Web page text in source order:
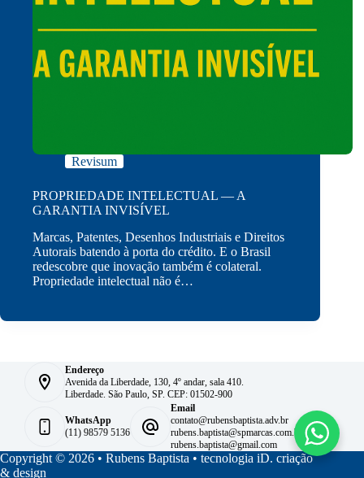
Revisum
PROPRIEDADE INTELECTUAL — A
GARANTIA INVISÍVEL
Marcas, Patentes, Desenhos Industriais e Direitos
Autorais batendo à porta do crédito. E o Brasil
redescobre que inovação também é colateral.
Propriedade intelectual não é…
Endereço
Avenida da Liberdade, 130, 4º andar, sala 410.
Liberdade. São Paulo, SP. CEP: 01502-900
WhatsApp
(11) 98579 5136
Email
contato@rubensbaptista.adv.br
rubens.baptista@spmarcas.com.br
rubens.baptista@gmail.com
Copyright © 2026 • Rubens Baptista • tecnologia iD. criação
& design